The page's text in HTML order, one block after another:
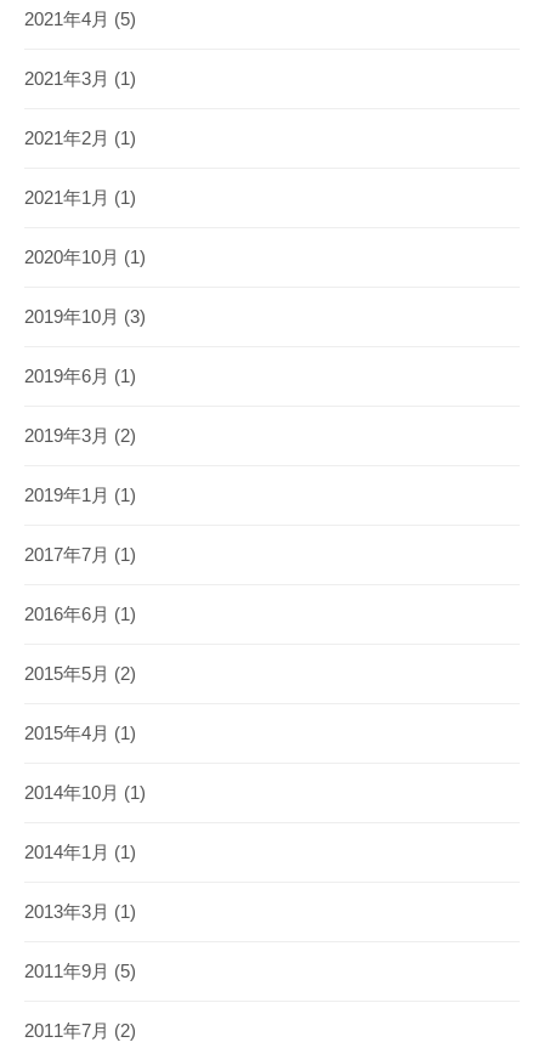
2021年4月 (5)
2021年3月 (1)
2021年2月 (1)
2021年1月 (1)
2020年10月 (1)
2019年10月 (3)
2019年6月 (1)
2019年3月 (2)
2019年1月 (1)
2017年7月 (1)
2016年6月 (1)
2015年5月 (2)
2015年4月 (1)
2014年10月 (1)
2014年1月 (1)
2013年3月 (1)
2011年9月 (5)
2011年7月 (2)